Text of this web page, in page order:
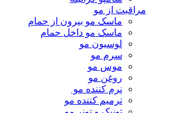
مراقبت از مو
ماسک مو بیرون از حمام
ماسک مو داخل حمام
لوسیون مو
سرم مو
موس مو
روغن مو
نرم کننده مو
ترمیم کننده مو